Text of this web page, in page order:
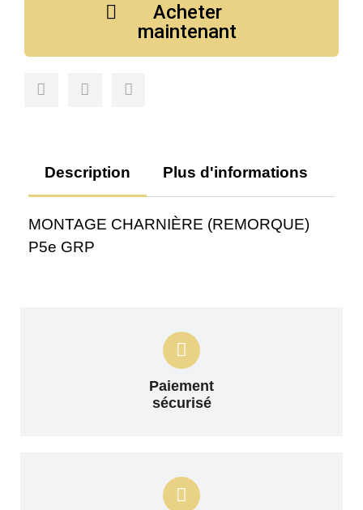
Acheter
maintenant
Description Plus d'informations
MONTAGE CHARNIÈRE (REMORQUE)
P5e GRP
Paiement
sécurisé